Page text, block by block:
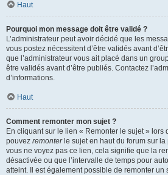
Haut
Pourquoi mon message doit être validé ?
L’administrateur peut avoir décidé que les
vous postez nécessitent d’être validés avant
que l’administrateur vous ait placé dans un
être validés avant d’être publiés. Contactez
d’informations.
Haut
Comment remonter mon sujet ?
En cliquant sur le lien « Remonter le sujet » lors
pouvez remonterle sujet en haut du forum sur
vous ne voyez pas ce lien, cela signifie que la
désactivée ou que l’intervalle de temps pour
atteint. Il est également possible de remonter un